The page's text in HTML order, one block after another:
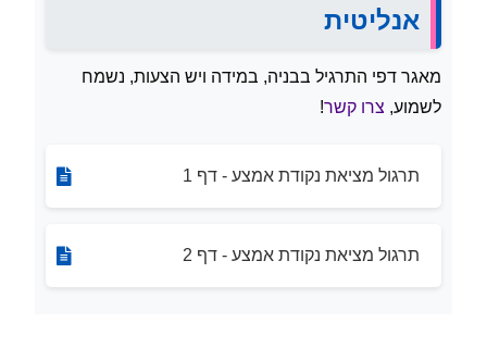
אנליטית
מאגר דפי התרגיל בבניה, במידה ויש הצעות, נשמח
לשמוע, צרו קשר!
תרגול מציאת נקודת אמצע - דף 1
תרגול מציאת נקודת אמצע - דף 2